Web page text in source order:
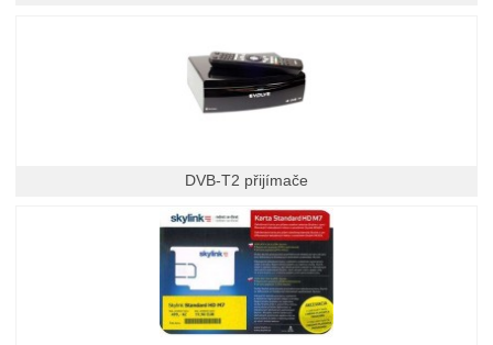
DVB-T2 přijímače